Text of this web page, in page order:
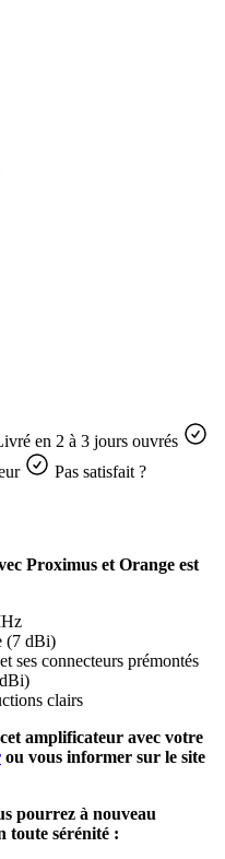
en 2 à 3 jours ouvrés
Pas satisfait ?
Proximus et Orange est
(7 dBi)
et ses connecteurs prémontés
clairs
amplificateur avec votre
ou vous informer sur le site
pourrez à nouveau
toute sérénité :